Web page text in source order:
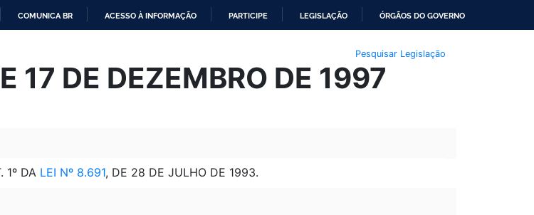
CONTEÚDO
COMUNICA BR ACESSO À INFORMAÇÃO PARTICIPE LEGISLAÇÃO ÓRGÃOS DO GOVERNO
Pesquisar Legislação
17 DE DEZEMBRO DE 1997
1º DA LEI Nº 8.691, DE 28 DE JULHO DE 1993.